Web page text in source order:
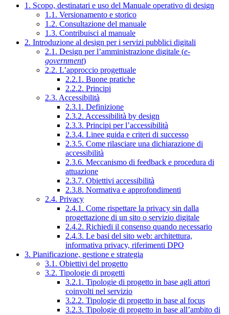
1. Scopo, destinatari e uso del Manuale operativo di design
1.1. Versionamento e storico
1.2. Consultazione del manuale
1.3. Contribuisci al manuale
2. Introduzione al design per i servizi pubblici digitali
2.1. Design per l’amministrazione digitale (e-
government)
2.2. L’approccio progettuale
2.2.1. Buone pratiche
2.2.2. Principi
2.3. Accessibilità
2.3.1. Definizione
2.3.2. Accessibilità by design
2.3.3. Principi per l’accessibilità
2.3.4. Linee guida e criteri di successo
2.3.5. Come rilasciare una dichiarazione di
accessibilità
2.3.6. Meccanismo di feedback e procedura di
attuazione
2.3.7. Obiettivi accessibilità
2.3.8. Normativa e approfondimenti
2.4. Privacy
2.4.1. Come rispettare la privacy sin dalla
progettazione di un sito o servizio digitale
2.4.2. Richiedi il consenso quando necessario
2.4.3. Le basi del sito web: architettura,
informativa privacy, riferimenti DPO
3. Pianificazione, gestione e strategia
3.1. Obiettivi del progetto
3.2. Tipologie di progetti
3.2.1. Tipologie di progetto in base agli attori
coinvolti nel servizio
3.2.2. Tipologie di progetto in base al focus
3.2.3. Tipologie di progetto in base all’ambito di